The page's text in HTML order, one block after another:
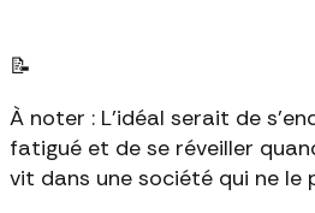
📝
À noter : L'idéal serait de
fatigué et de se réveiller
vit dans une société qui ne le